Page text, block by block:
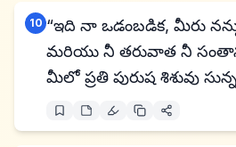
10 “ఇది నా ఒడంబడిక, మీరు
మరియు నీ తరువాత నీ
మీలో ప్రతి పురుష శిశువు